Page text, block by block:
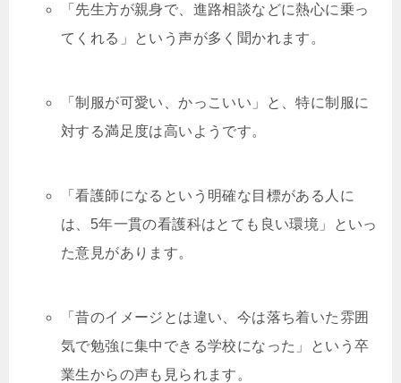
「先生方が親身で、進路相談などに熱心に乗っ
てくれる」という声が多く聞かれます。
「制服が可愛い、かっこいい」と、特に制服に
対する満足度は高いようです。
「看護師になるという明確な目標がある人に
は、5年一貫の看護科はとても良い環境」といっ
た意見があります。
「昔のイメージとは違い、今は落ち着いた雰囲
気で勉強に集中できる学校になった」という卒
業生からの声も見られます。